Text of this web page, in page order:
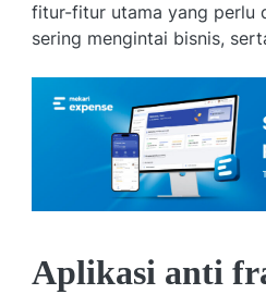
fitur-fitur utama yang perlu
sering mengintai bisnis,
Aplikasi anti